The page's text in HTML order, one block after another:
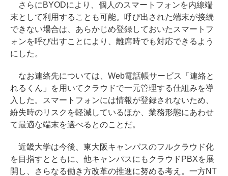
さらにBYODにより、個人のスマートフォンを内線端
末として利用することも可能。呼び出された端末が接続
できない場合は、あらかじめ登録しておいたスマートフ
ォンを呼び出すことにより、離席時でも対応できるよう
にした。
なお連絡先については、Web電話帳サービス「連絡と
れるくん」を用いてクラウドで一元管理する仕組みを導
入した。スマートフォンには情報が登録されないため、
紛失時のリスクを軽減しているほか、業務形態にあわせ
て最適な端末を選べるとのことだ。
近畿大学は今後、東大阪キャンパスのフルクラウド化
を目指すとともに、他キャンパスにもクラウドPBXを展
開し、さらなる働き方改革の推進に努める考え。一方NT